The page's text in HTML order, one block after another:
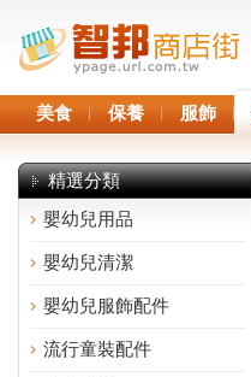
美食 保養 服飾
精選分類
嬰幼兒用品
嬰幼兒清潔
嬰幼兒服飾配件
流行童裝配件